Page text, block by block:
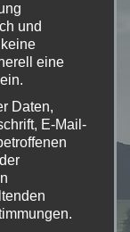
und
eine
Daten,
E-Mail-